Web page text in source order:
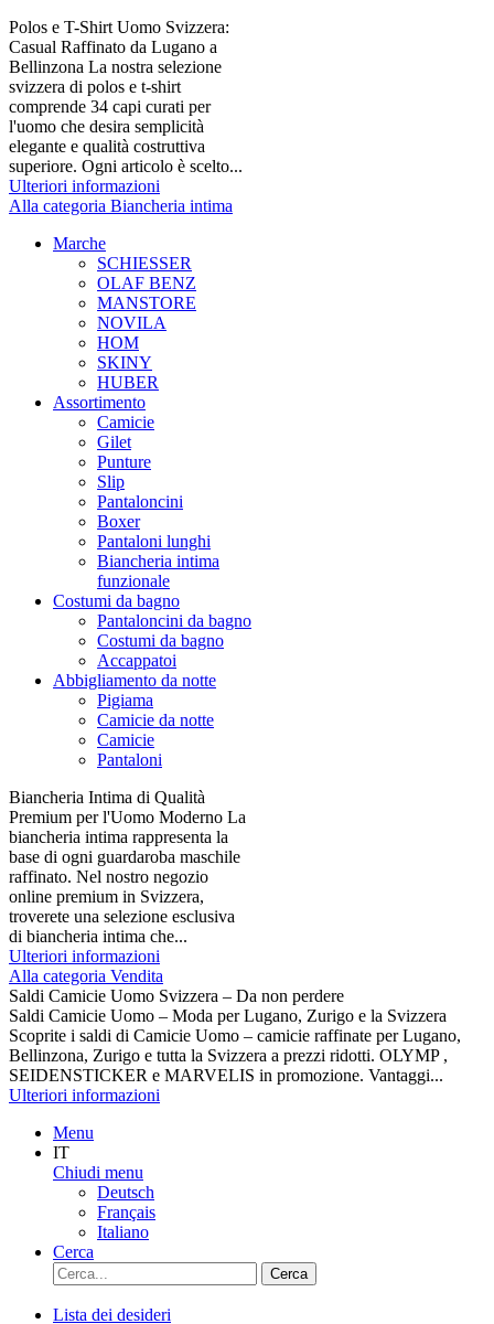
Polos e T-Shirt Uomo Svizzera:
Casual Raffinato da Lugano a
Bellinzona La nostra selezione
svizzera di polos e t-shirt
comprende 34 capi curati per
l'uomo che desira semplicità
elegante e qualità costruttiva
superiore. Ogni articolo è scelto...
Ulteriori informazioni
Alla categoria Biancheria intima
Marche
SCHIESSER
OLAF BENZ
MANSTORE
NOVILA
HOM
SKINY
HUBER
Assortimento
Camicie
Gilet
Punture
Slip
Pantaloncini
Boxer
Pantaloni lunghi
Biancheria intima
funzionale
Costumi da bagno
Pantaloncini da bagno
Costumi da bagno
Accappatoi
Abbigliamento da notte
Pigiama
Camicie da notte
Camicie
Pantaloni
Biancheria Intima di Qualità
Premium per l'Uomo Moderno La
biancheria intima rappresenta la
base di ogni guardaroba maschile
raffinato. Nel nostro negozio
online premium in Svizzera,
troverete una selezione esclusiva
di biancheria intima che...
Ulteriori informazioni
Alla categoria Vendita
Saldi Camicie Uomo Svizzera – Da non perdere
Saldi Camicie Uomo – Moda per Lugano, Zurigo e la Svizzera
Scoprite i saldi di Camicie Uomo – camicie raffinate per Lugano,
Bellinzona, Zurigo e tutta la Svizzera a prezzi ridotti. OLYMP ,
SEIDENSTICKER e MARVELIS in promozione. Vantaggi...
Ulteriori informazioni
Menu
IT
Chiudi menu
Deutsch
Français
Italiano
Cerca
Cerca
Lista dei desideri